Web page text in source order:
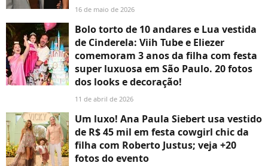
16 de maio de 2026
Bolo torto de 10 andares e Lua vestida
de Cinderela: Viih Tube e Eliezer
comemoram 3 anos da filha com festa
super luxuosa em São Paulo. 20 fotos
dos looks e decoração!
11 de abril de 2026
Um luxo! Ana Paula Siebert usa vestido
de R$ 45 mil em festa cowgirl chic da
filha com Roberto Justus; veja +20
fotos do evento